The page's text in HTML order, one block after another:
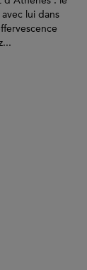
lui dans